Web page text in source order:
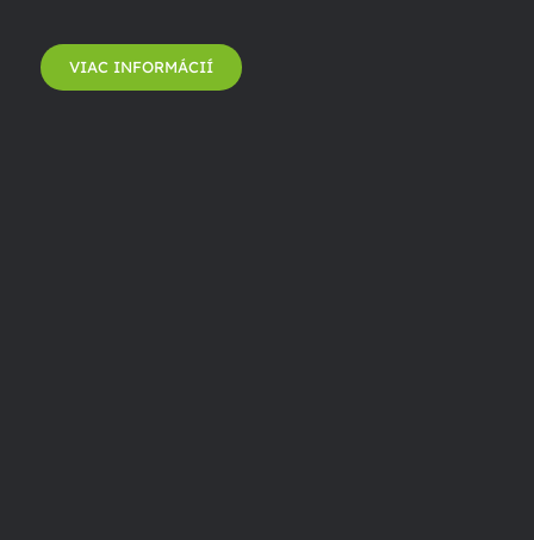
VIAC INFORMÁCIÍ